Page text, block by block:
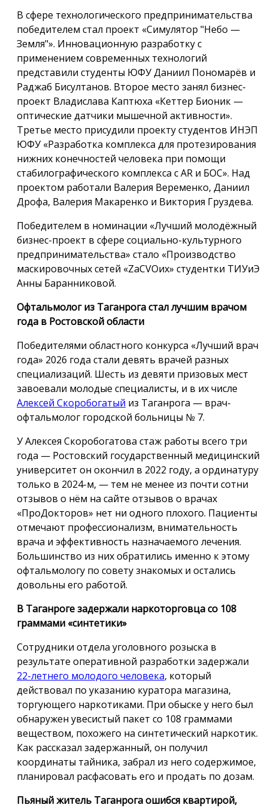
В сфере технологического предпринимательства
победителем стал проект «Симулятор "Небо —
Земля"». Инновационную разработку с
применением современных технологий
представили студенты ЮФУ Даниил Пономарёв и
Раджаб Бисултанов. Второе место занял бизнес-
проект Владислава Каптюха «Кеттер Бионик —
оптические датчики мышечной активности».
Третье место присудили проекту студентов ИНЭП
ЮФУ «Разработка комплекса для протезирования
нижних конечностей человека при помощи
стабилографического комплекса с AR и БОС». Над
проектом работали Валерия Веременко, Даниил
Дрофа, Валерия Макаренко и Виктория Груздева.
Победителем в номинации «Лучший молодёжный
бизнес-проект в сфере социально-культурного
предпринимательства» стало «Производство
маскировочных сетей «ZaCVОих» студентки ТИУиЭ
Анны Баранниковой.
Офтальмолог из Таганрога стал лучшим врачом
года в Ростовской области
Победителями областного конкурса «Лучший врач
года» 2026 года стали девять врачей разных
специализаций. Шесть из девяти призовых мест
завоевали молодые специалисты, и в их числе
Алексей Скоробогатый из Таганрога — врач-
офтальмолог городской больницы № 7.
У Алексея Скоробогатова стаж работы всего три
года — Ростовский государственный медицинский
университет он окончил в 2022 году, а ординатуру
только в 2024-м, — тем не менее из почти сотни
отзывов о нём на сайте отзывов о врачах
«ПроДокторов» нет ни одного плохого. Пациенты
отмечают профессионализм, внимательность
врача и эффективность назначаемого лечения.
Большинство из них обратились именно к этому
офтальмологу по совету знакомых и остались
довольны его работой.
В Таганроге задержали наркоторговца со 108
граммами «синтетики»
Сотрудники отдела уголовного розыска в
результате оперативной разработки задержали
22-летнего молодого человека, который
действовал по указанию куратора магазина,
торгующего наркотиками. При обыске у него был
обнаружен увесистый пакет со 108 граммами
веществом, похожего на синтетический наркотик.
Как рассказал задержанный, он получил
координаты тайника, забрал из него содержимое,
планировал расфасовать его и продать по дозам.
Пьяный житель Таганрога ошибся квартирой,